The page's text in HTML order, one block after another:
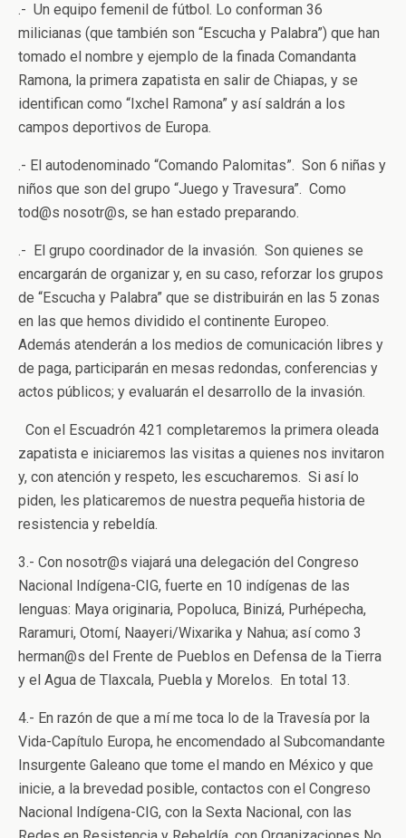
.- Un equipo femenil de fútbol. Lo conforman 36
milicianas (que también son “Escucha y Palabra”) que han
tomado el nombre y ejemplo de la finada Comandanta
Ramona, la primera zapatista en salir de Chiapas, y se
identifican como “Ixchel Ramona” y así saldrán a los
campos deportivos de Europa.
.- El autodenominado “Comando Palomitas”. Son 6 niñas y
niños que son del grupo “Juego y Travesura”. Como
tod@s nosotr@s, se han estado preparando.
.- El grupo coordinador de la invasión. Son quienes se
encargarán de organizar y, en su caso, reforzar los grupos
de “Escucha y Palabra” que se distribuirán en las 5 zonas
en las que hemos dividido el continente Europeo.
Además atenderán a los medios de comunicación libres y
de paga, participarán en mesas redondas, conferencias y
actos públicos; y evaluarán el desarrollo de la invasión.
Con el Escuadrón 421 completaremos la primera oleada
zapatista e iniciaremos las visitas a quienes nos invitaron
y, con atención y respeto, les escucharemos. Si así lo
piden, les platicaremos de nuestra pequeña historia de
resistencia y rebeldía.
3.- Con nosotr@s viajará una delegación del Congreso
Nacional Indígena-CIG, fuerte en 10 indígenas de las
lenguas: Maya originaria, Popoluca, Binizá, Purhépecha,
Raramuri, Otomí, Naayeri/Wixarika y Nahua; así como 3
herman@s del Frente de Pueblos en Defensa de la Tierra
y el Agua de Tlaxcala, Puebla y Morelos. En total 13.
4.- En razón de que a mí me toca lo de la Travesía por la
Vida-Capítulo Europa, he encomendado al Subcomandante
Insurgente Galeano que tome el mando en México y que
inicie, a la brevedad posible, contactos con el Congreso
Nacional Indígena-CIG, con la Sexta Nacional, con las